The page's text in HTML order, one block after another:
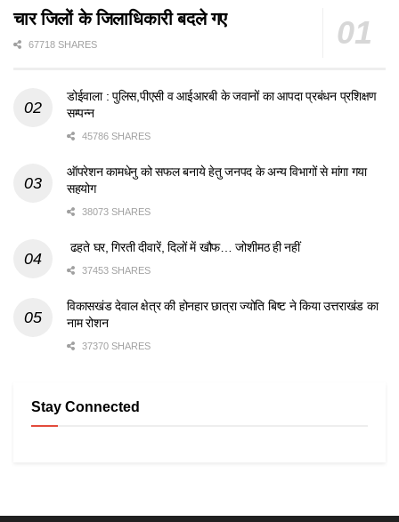
चार जिलों के जिलाधिकारी बदले गए
67718 SHARES
डोईवाला : पुलिस,पीएसी व आईआरबी के जवानों का आपदा प्रबंधन प्रशिक्षण
सम्पन्न
45786 SHARES
ऑपरेशन कामधेनु को सफल बनाये हेतु जनपद के अन्य विभागों से मांगा गया
सहयोग
38073 SHARES
ढहते घर, गिरती दीवारें, दिलों में खौफ… जोशीमठ ही नहीं
37453 SHARES
विकासखंड देवाल क्षेत्र की होनहार छात्रा ज्योति बिष्ट ने किया उत्तराखंड का
नाम रोशन
37370 SHARES
Stay Connected